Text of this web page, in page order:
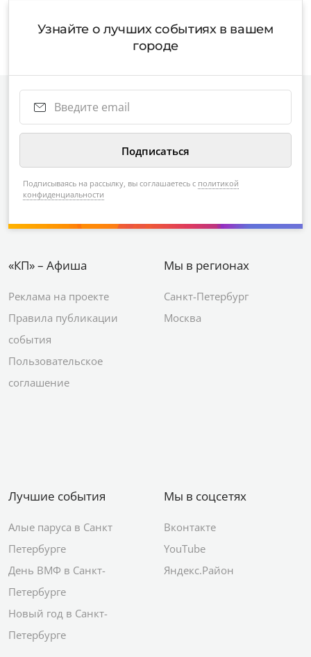
Узнайте о лучших событиях в вашем
городе
Подписываясь на рассылку, вы соглашаетесь с политикой
конфиденциальности
«КП» – Афиша
Реклама на проекте
Правила публикации
события
Пользовательское
соглашение
Мы в регионах
Санкт-Петербург
Москва
Лучшие события
Алые паруса в Санкт
Петербурге
День ВМФ в Санкт-
Петербурге
Новый год в Санкт-
Петербурге
Мы в соцсетях
Вконтакте
YouTube
Яндекс.Район